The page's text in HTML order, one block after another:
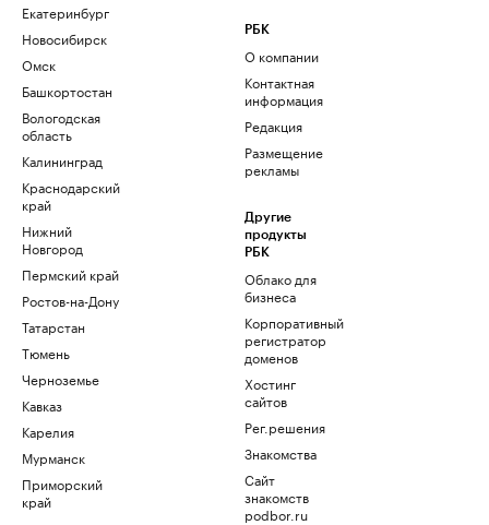
Екатеринбург
Новосибирск
Омск
Башкортостан
Вологодская
область
Калининград
Краснодарский
край
Нижний
Новгород
Пермский край
Ростов-на-Дону
Татарстан
Тюмень
Черноземье
Кавказ
Карелия
Мурманск
Приморский
край
РБК
О компании
Контактная
информация
Редакция
Размещение
рекламы
Другие
продукты
РБК
Облако для
бизнеса
Корпоративный
регистратор
доменов
Хостинг
сайтов
Рег.решения
Знакомства
Сайт
знакомств
podbor.ru